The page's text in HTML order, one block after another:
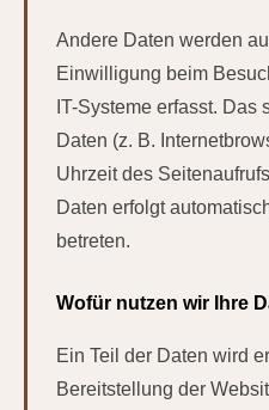
Andere Daten werden
Einwilligung beim
IT-Systeme erfasst.
Daten (z. B.
Uhrzeit des
Daten erfolgt
betreten.
Wofür nutzen wir Ihre
Ein Teil der Daten wird
Bereitstellung der